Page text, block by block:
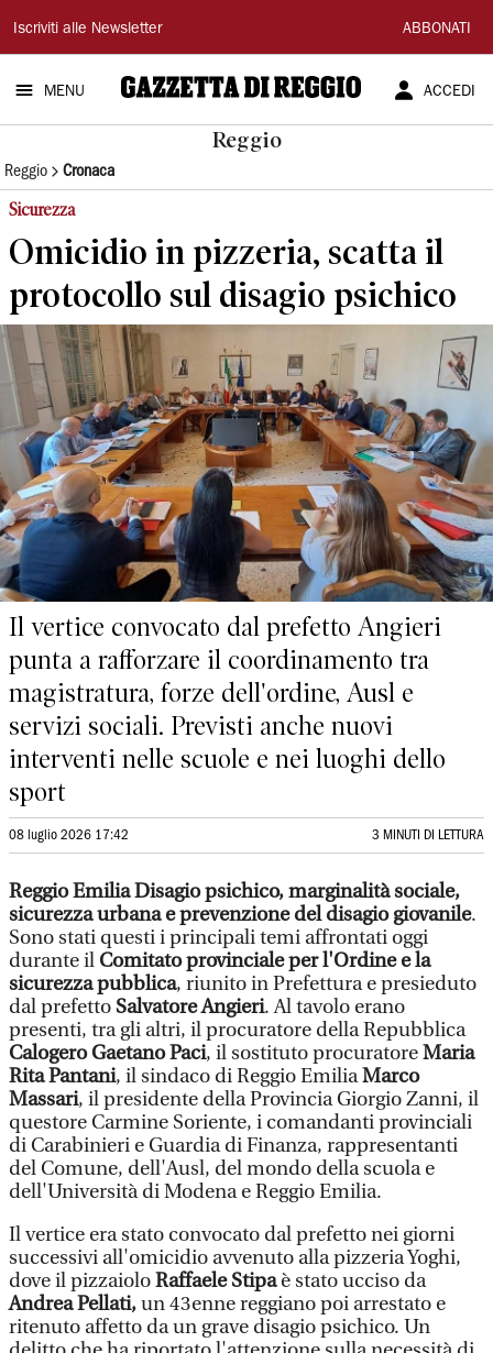
Gazzetta
di
Reggio
Iscriviti alle Newsletter ABBONATI
MENU ACCEDI
Reggio
Reggio Cronaca
Sicurezza
Omicidio in pizzeria, scatta il
protocollo sul disagio psichico
Il vertice convocato dal prefetto Angieri
punta a rafforzare il coordinamento tra
magistratura, forze dell'ordine, Ausl e
servizi sociali. Previsti anche nuovi
interventi nelle scuole e nei luoghi dello
sport
08 luglio 2026 17:42 3 MINUTI DI LETTURA
Reggio EmiliaDisagio psichico, marginalità sociale,
sicurezza urbana e prevenzione del disagio giovanile.
Sono stati questi i principali temi affrontati oggi
durante il Comitato provinciale per l'Ordine e la
sicurezza pubblica, riunito in Prefettura e presieduto
dal prefetto Salvatore Angieri. Al tavolo erano
presenti, tra gli altri, il procuratore della Repubblica
Calogero Gaetano Paci, il sostituto procuratoreMaria
Rita Pantani, il sindaco di Reggio EmiliaMarco
Massari, il presidente della Provincia Giorgio Zanni, il
questore Carmine Soriente, i comandanti provinciali
di Carabinieri e Guardia di Finanza, rappresentanti
del Comune, dell'Ausl, del mondo della scuola e
dell'Università di Modena e Reggio Emilia.
Il vertice era stato convocato dal prefetto nei giorni
successivi all'omicidio avvenuto alla pizzeria Yoghi,
dove il pizzaioloRaffaele Stipaè stato ucciso da
Andrea Pellati,un 43enne reggiano poi arrestato e
ritenuto affetto da un grave disagio psichico. Un